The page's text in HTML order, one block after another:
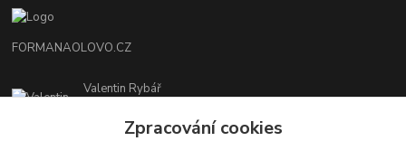
FORMANAOLOVO.CZ
Valentin Rybář
(Po-Pá, 7-12 15-22 hod.)
Zpracování cookies